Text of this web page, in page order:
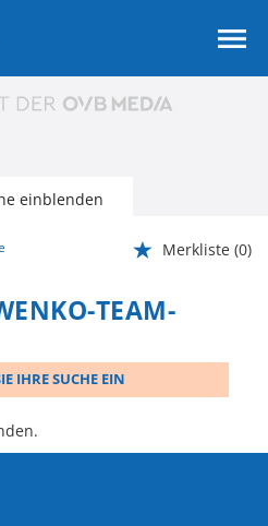
einblenden
Merkliste (0)
TEAM-
IHRE SUCHE EIN